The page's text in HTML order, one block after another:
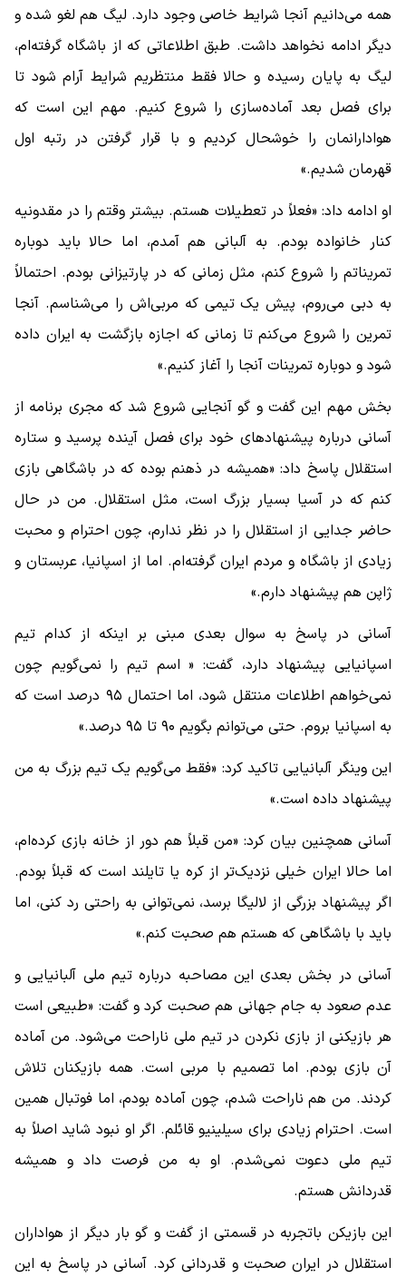
همه می‌دانیم آنجا شرایط خاصی وجود دارد. لیگ هم لغو شده و
دیگر ادامه نخواهد داشت. طبق اطلاعاتی که از باشگاه گرفته‌ام،
لیگ به پایان رسیده و حالا فقط منتظریم شرایط آرام شود تا
برای فصل بعد آماده‌سازی را شروع کنیم. مهم این است که
هوادارانمان را خوشحال کردیم و با قرار گرفتن در رتبه اول
قهرمان شدیم.»
او ادامه داد: «فعلاً در تعطیلات هستم. بیشتر وقتم را در مقدونیه
کنار خانواده بودم. به آلبانی هم آمدم، اما حالا باید دوباره
تمریناتم را شروع کنم، مثل زمانی که در پارتیزانی بودم. احتمالاً
به دبی می‌روم، پیش یک تیمی که مربی‌اش را می‌شناسم. آنجا
تمرین را شروع می‌کنم تا زمانی که اجازه بازگشت به ایران داده
شود و دوباره تمرینات آنجا را آغاز کنیم.»
بخش مهم این گفت و گو آنجایی شروع شد که مجری برنامه از
آسانی درباره پیشنهادهای خود برای فصل آینده پرسید و ستاره
استقلال پاسخ داد: «همیشه در ذهنم بوده که در باشگاهی بازی
کنم که در آسیا بسیار بزرگ است، مثل استقلال. من در حال
حاضر جدایی از استقلال را در نظر ندارم، چون احترام و محبت
زیادی از باشگاه و مردم ایران گرفته‌ام. اما از اسپانیا، عربستان و
ژاپن هم پیشنهاد دارم.»
آسانی در پاسخ به سوال بعدی مبنی بر اینکه از کدام تیم
اسپانیایی پیشنهاد دارد، گفت: « اسم تیم را نمی‌گویم چون
نمی‌خواهم اطلاعات منتقل شود، اما احتمال ۹۵ درصد است که
به اسپانیا بروم. حتی می‌توانم بگویم ۹۰ تا ۹۵ درصد.»
این وینگر آلبانیایی تاکید کرد: «فقط می‌گویم یک تیم بزرگ به من
پیشنهاد داده است.»
آسانی همچنین بیان کرد: «من قبلاً هم دور از خانه بازی کرده‌ام،
اما حالا ایران خیلی نزدیک‌تر از کره یا تایلند است که قبلاً بودم.
اگر پیشنهاد بزرگی از لالیگا برسد، نمی‌توانی به راحتی رد کنی، اما
باید با باشگاهی که هستم هم صحبت کنم.»
آسانی در بخش بعدی این مصاحبه درباره تیم ملی آلبانیایی و
عدم صعود به جام جهانی هم صحبت کرد و گفت: «طبیعی است
هر بازیکنی از بازی نکردن در تیم ملی ناراحت می‌شود. من آماده
آن بازی بودم. اما تصمیم با مربی است. همه بازیکنان تلاش
کردند. من هم ناراحت شدم، چون آماده بودم، اما فوتبال همین
است. احترام زیادی برای سیلینیو قائلم. اگر او نبود شاید اصلاً به
تیم ملی دعوت نمی‌شدم. او به من فرصت داد و همیشه
قدردانش هستم.
این بازیکن باتجربه در قسمتی از گفت و گو بار دیگر از هواداران
استقلال در ایران صحبت و قدردانی کرد. آسانی در پاسخ به این